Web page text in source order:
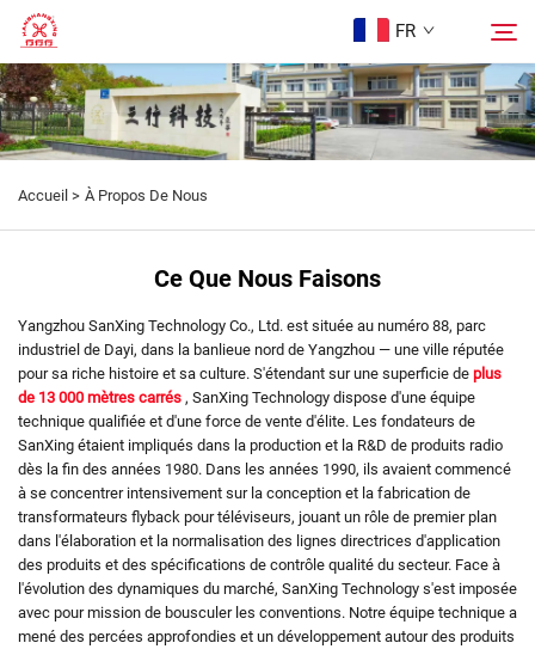
FR
Page d’accueil
À Propos De Nous
Études de Cas
Blog
Contactez-Nous
Accueil > À Propos De Nous
Ce Que Nous Faisons
Yangzhou SanXing Technology Co., Ltd. est située au numéro 88, parc
industriel de Dayi, dans la banlieue nord de Yangzhou — une ville réputée
pour sa riche histoire et sa culture. S'étendant sur une superficie de plus
de 13 000 mètres carrés , SanXing Technology dispose d'une équipe
technique qualifiée et d'une force de vente d'élite. Les fondateurs de
SanXing étaient impliqués dans la production et la R&D de produits radio
dès la fin des années 1980. Dans les années 1990, ils avaient commencé
à se concentrer intensivement sur la conception et la fabrication de
transformateurs flyback pour téléviseurs, jouant un rôle de premier plan
dans l'élaboration et la normalisation des lignes directrices d'application
des produits et des spécifications de contrôle qualité du secteur. Face à
l'évolution des dynamiques du marché, SanXing Technology s'est imposée
avec pour mission de bousculer les conventions. Notre équipe technique a
mené des percées approfondies et un développement autour des produits